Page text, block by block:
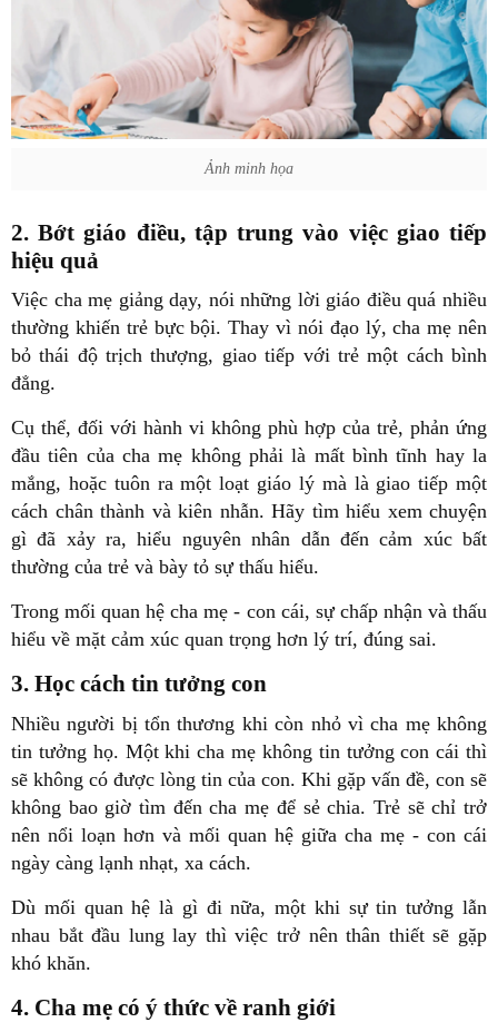
Ảnh minh họa
2. Bớt giáo điều, tập trung vào việc giao tiếp
hiệu quả
Việc cha mẹ giảng dạy, nói những lời giáo điều quá nhiều
thường khiến trẻ bực bội. Thay vì nói đạo lý, cha mẹ nên
bỏ thái độ trịch thượng, giao tiếp với trẻ một cách bình
đẳng.
Cụ thể, đối với hành vi không phù hợp của trẻ, phản ứng
đầu tiên của cha mẹ không phải là mất bình tĩnh hay la
mắng, hoặc tuôn ra một loạt giáo lý mà là giao tiếp một
cách chân thành và kiên nhẫn. Hãy tìm hiểu xem chuyện
gì đã xảy ra, hiểu nguyên nhân dẫn đến cảm xúc bất
thường của trẻ và bày tỏ sự thấu hiểu.
Trong mối quan hệ cha mẹ - con cái, sự chấp nhận và thấu
hiểu về mặt cảm xúc quan trọng hơn lý trí, đúng sai.
3. Học cách tin tưởng con
Nhiều người bị tổn thương khi còn nhỏ vì cha mẹ không
tin tưởng họ. Một khi cha mẹ không tin tưởng con cái thì
sẽ không có được lòng tin của con. Khi gặp vấn đề, con sẽ
không bao giờ tìm đến cha mẹ để sẻ chia. Trẻ sẽ chỉ trở
nên nổi loạn hơn và mối quan hệ giữa cha mẹ - con cái
ngày càng lạnh nhạt, xa cách.
Dù mối quan hệ là gì đi nữa, một khi sự tin tưởng lẫn
nhau bắt đầu lung lay thì việc trở nên thân thiết sẽ gặp
khó khăn.
4. Cha mẹ có ý thức về ranh giới